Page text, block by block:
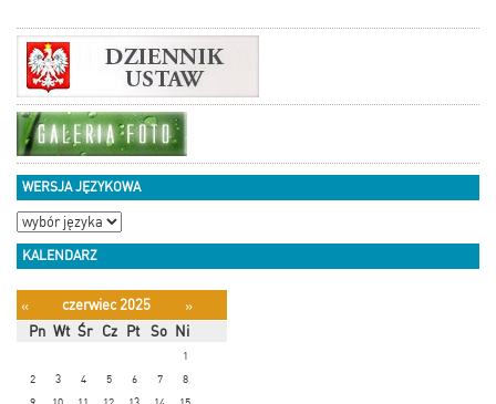
WERSJA JĘZYKOWA
KALENDARZ
« czerwiec 2025
»
Pn Wt Śr Cz Pt So Ni
1
2
3 4 5 6 7
8